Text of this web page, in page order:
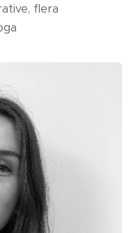
flera